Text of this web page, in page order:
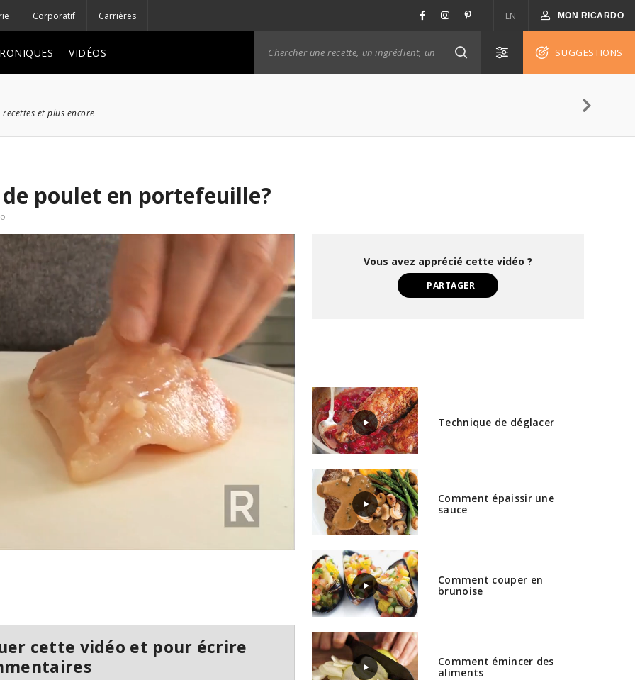
Corporatif Carrières EN MON RICARDO
VIDÉOS SUGGESTIONS
et plus encore
poulet en portefeuille?
cette vidéo et pour écrire
Vous avez apprécié cette vidéo ?
PARTAGER
Technique de déglacer
Comment épaissir une
sauce
Comment couper en
brunoise
Comment émincer des
aliments